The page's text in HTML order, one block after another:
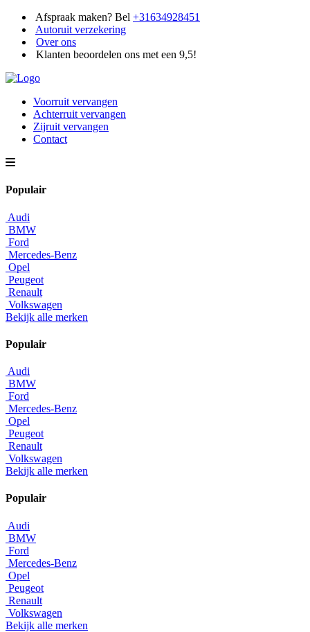
Afspraak maken? Bel +31634928451
Autoruit verzekering
Over ons
Klanten beoordelen ons met een 9,5!
Voorruit vervangen
Achterruit vervangen
Zijruit vervangen
Contact
Populair
Audi
BMW
Ford
Mercedes-Benz
Opel
Peugeot
Renault
Volkswagen
Bekijk alle merken
Populair
Audi
BMW
Ford
Mercedes-Benz
Opel
Peugeot
Renault
Volkswagen
Bekijk alle merken
Populair
Audi
BMW
Ford
Mercedes-Benz
Opel
Peugeot
Renault
Volkswagen
Bekijk alle merken